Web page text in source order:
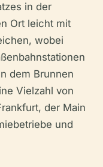
in der
Ort leicht mit
wobei
dem Brunnen
Vielzahl von
der Main
und